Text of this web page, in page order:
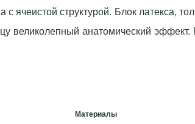
ячеистой структурой. Блок латекса,
великолепный анатомический
Материалы